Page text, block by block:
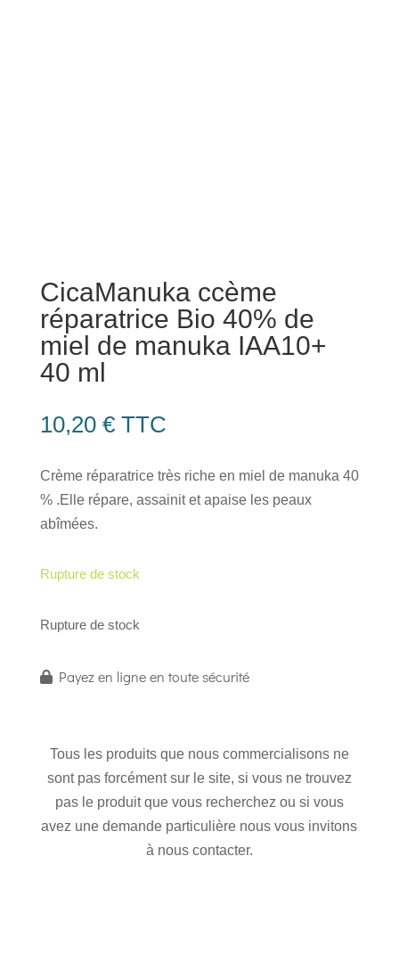
CicaManuka ccème
réparatrice Bio 40% de
miel de manuka IAA10+
40 ml
10,20 € TTC
Crème réparatrice très riche en miel de manuka 40
% .Elle répare, assainit et apaise les peaux
abîmées.
Rupture de stock
Rupture de stock
Payez en ligne en toute sécurité
Tous les produits que nous commercialisons ne
sont pas forcément sur le site, si vous ne trouvez
pas le produit que vous recherchez ou si vous
avez une demande particulière nous vous invitons
à nous contacter.